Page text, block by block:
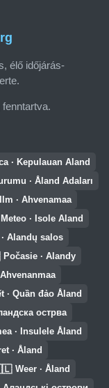
élő időjárás-
· Kepulauan Aland
· Åland Adaları
Ilm · Ahvenamaa
Meteo · Isole Aland
Alandų salos
Počasie · Alandy
· Quần đảo Åland
острва
· Insulele Åland
· Åland
Weer · Åland